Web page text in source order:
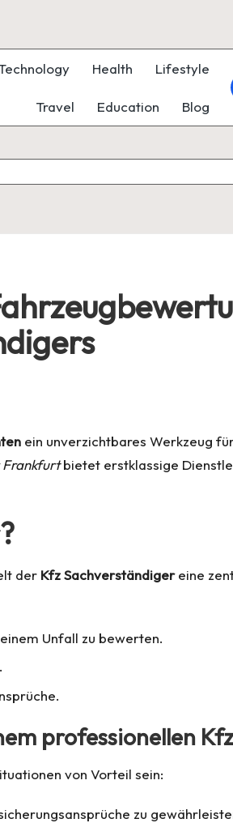
Health Lifestyle
Travel Education Blog
ein unverzichtbares Werkzeug
bietet erstklassige
?
der Kfz Sachverständigereine
Unfall zu bewerten.
professionellen
von Vorteil sein:
zu